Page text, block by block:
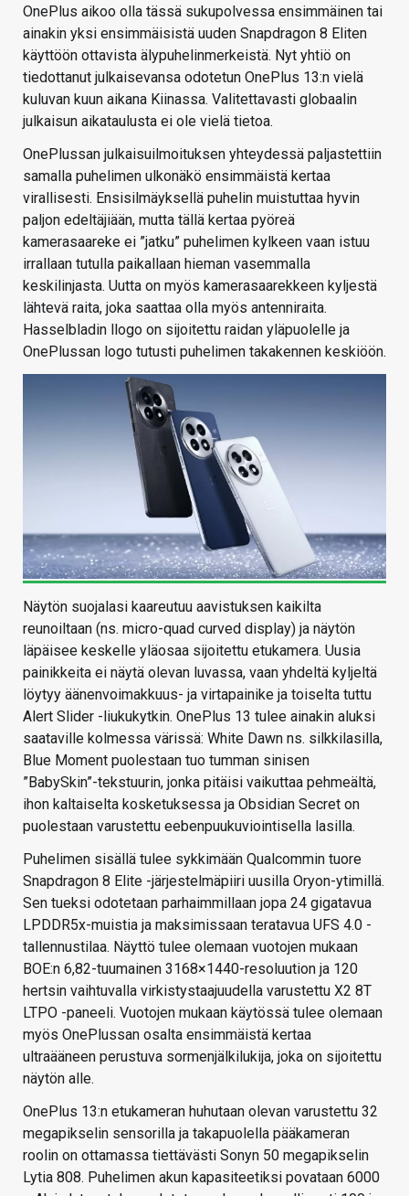
OnePlus aikoo olla tässä sukupolvessa ensimmäinen tai
ainakin yksi ensimmäisistä uuden Snapdragon 8 Eliten
käyttöön ottavista älypuhelinmerkeistä. Nyt yhtiö on
tiedottanut julkaisevansa odotetun OnePlus 13:n vielä
kuluvan kuun aikana Kiinassa. Valitettavasti globaalin
julkaisun aikataulusta ei ole vielä tietoa.
OnePlussan julkaisuilmoituksen yhteydessä paljastettiin
samalla puhelimen ulkonäkö ensimmäistä kertaa
virallisesti. Ensisilmäyksellä puhelin muistuttaa hyvin
paljon edeltäjiään, mutta tällä kertaa pyöreä
kamerasaareke ei ”jatku” puhelimen kylkeen vaan istuu
irrallaan tutulla paikallaan hieman vasemmalla
keskilinjasta. Uutta on myös kamerasaarekkeen kyljestä
lähtevä raita, joka saattaa olla myös antenniraita.
Hasselbladin llogo on sijoitettu raidan yläpuolelle ja
OnePlussan logo tutusti puhelimen takakennen keskiöön.
Näytön suojalasi kaareutuu aavistuksen kaikilta
reunoiltaan (ns. micro-quad curved display) ja näytön
läpäisee keskelle yläosaa sijoitettu etukamera. Uusia
painikkeita ei näytä olevan luvassa, vaan yhdeltä kyljeltä
löytyy äänenvoimakkuus- ja virtapainike ja toiselta tuttu
Alert Slider -liukukytkin. OnePlus 13 tulee ainakin aluksi
saataville kolmessa värissä: White Dawn ns. silkkilasilla,
Blue Moment puolestaan tuo tumman sinisen
”BabySkin”-tekstuurin, jonka pitäisi vaikuttaa pehmeältä,
ihon kaltaiselta kosketuksessa ja Obsidian Secret on
puolestaan varustettu eebenpuukuviointisella lasilla.
Puhelimen sisällä tulee sykkimään Qualcommin tuore
Snapdragon 8 Elite -järjestelmäpiiri uusilla Oryon-ytimillä.
Sen tueksi odotetaan parhaimmillaan jopa 24 gigatavua
LPDDR5x-muistia ja maksimissaan teratavua UFS 4.0 -
tallennustilaa. Näyttö tulee olemaan vuotojen mukaan
BOE:n 6,82-tuumainen 3168×1440-resoluution ja 120
hertsin vaihtuvalla virkistystaajuudella varustettu X2 8T
LTPO -paneeli. Vuotojen mukaan käytössä tulee olemaan
myös OnePlussan osalta ensimmäistä kertaa
ultraääneen perustuva sormenjälkilukija, joka on sijoitettu
näytön alle.
OnePlus 13:n etukameran huhutaan olevan varustettu 32
megapikselin sensorilla ja takapuolella pääkameran
roolin on ottamassa tiettävästi Sonyn 50 megapikselin
Lytia 808. Puhelimen akun kapasiteetiksi povataan 6000